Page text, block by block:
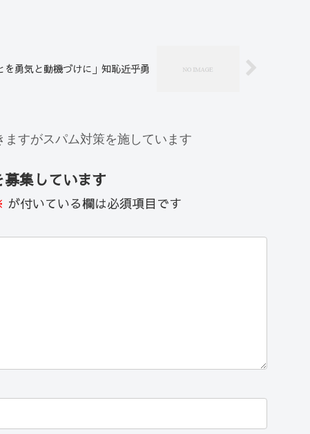
を勇気と動機づけに」知恥近乎勇
ますがスパム対策を施しています
集しています
が付いている欄は必須項目です